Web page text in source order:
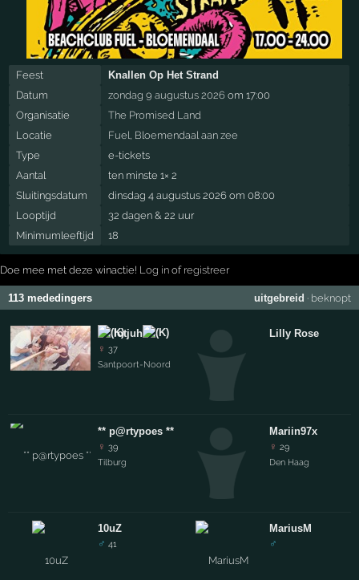
Feest
Knallen Op Het Strand
Datum
zondag 9 augustus 2026om 17:00
Organisatie
The Promised Land
Locatie
Fuel Bloemendaal aan zee
Type
e-tickets
Aantal
ten minste 1× 2
Sluitingsdatum
dinsdag 4 augustus 2026 om 08:00
Looptijd
32 dagen & 22 uur
Minimumleeftijd
18
Doe mee met deze winactie! Log in of registreer
113 mededingers uitgebreid · beknopt
lotjuh
♀ 37
Santpoort-Noord
** p@rtypoes **
♀ 39
Tilburg
10uZ
♂ 41
Lilly Rose
Mariin97x
♀ 29
Den Haag
MariusM
♂